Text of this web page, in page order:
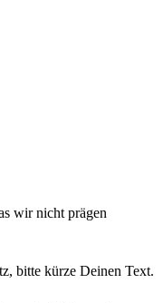
wir nicht prägen
bitte kürze Deinen Text.